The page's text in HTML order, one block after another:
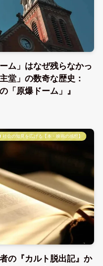
ム」はなぜ残らなかっ
堂」の数奇な歴史：
「原爆ドーム」』
社会の知見を広げる【本・映画の感想】
の『カルト脱出記』か